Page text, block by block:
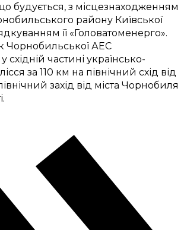
будується, з місцезнаходженням
району Київської
її «Головатоменерго».
АЕС
східній частині українсько-
за 110 км на північний схід від
захід від міста Чорнобиля